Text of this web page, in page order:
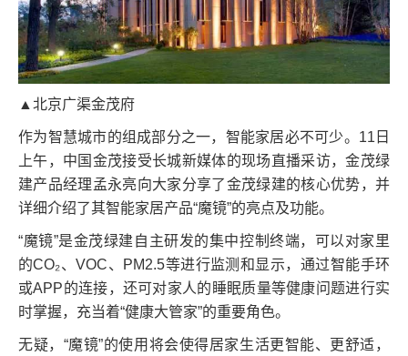
▲北京广渠金茂府
作为智慧城市的组成部分之一，智能家居必不可少。11日
上午，中国金茂接受长城新媒体的现场直播采访，金茂绿
建产品经理孟永亮向大家分享了金茂绿建的核心优势，并
详细介绍了其智能家居产品“魔镜”的亮点及功能。
“魔镜”是金茂绿建自主研发的集中控制终端，可以对家里
的CO₂、VOC、PM2.5等进行监测和显示，通过智能手环
或APP的连接，还可对家人的睡眠质量等健康问题进行实
时掌握，充当着“健康大管家”的重要角色。
无疑，“魔镜”的使用将会使得居家生活更智能、更舒适，